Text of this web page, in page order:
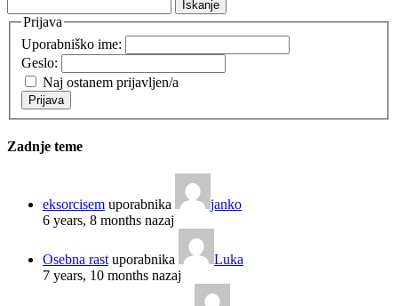
Prijava
Uporabniško ime:
Geslo:
Naj ostanem prijavljen/a
Prijava
Zadnje teme
eksorcisem uporabnika
janko
6 years, 8 months nazaj
Osebna rast uporabnika
Luka
7 years, 10 months nazaj